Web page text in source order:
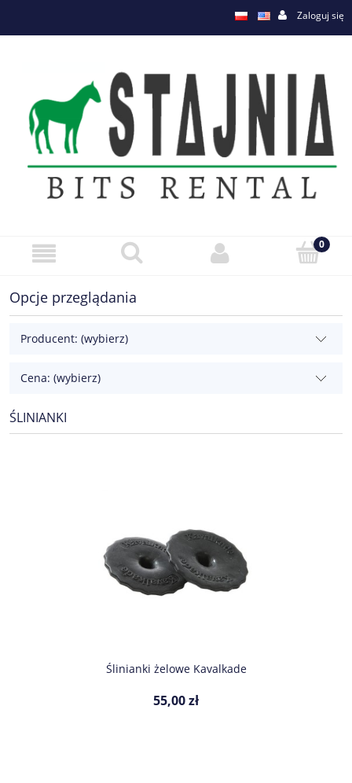
Zaloguj się
Opcje przeglądania
Producent: (wybierz)
Cena: (wybierz)
ŚLINIANKI
Ślinianki żelowe Kavalkade
55,00 zł